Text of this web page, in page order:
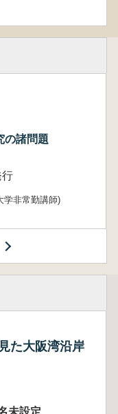
の諸問題
行
学非常勤講師)
た大阪湾沿岸